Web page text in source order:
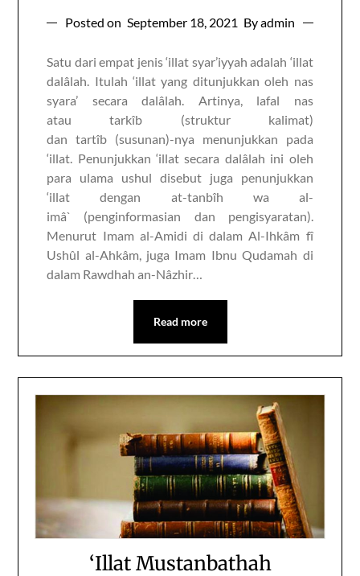
Posted on September 18, 2021 By admin
Satu dari empat jenis ‘illat syar’iyyah adalah ‘illat
dalâlah. Itulah ‘illat yang ditunjukkan oleh nas
syara’ secara dalâlah. Artinya, lafal nas
atau tarkîb (struktur kalimat)
dan tartîb (susunan)-nya menunjukkan pada
‘illat. Penunjukkan ‘illat secara dalâlah ini oleh
para ulama ushul disebut juga penunjukkan
‘illat dengan at-tanbîh wa al-
imâ` (penginformasian dan pengisyaratan).
Menurut Imam al-Amidi di dalam Al-Ihkâm fî
Ushûl al-Ahkâm, juga Imam Ibnu Qudamah di
dalam Rawdhah an-Nâzhir…
Read more
‘Illat Mustanbathah